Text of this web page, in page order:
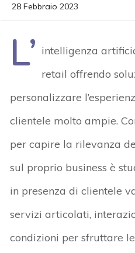
28 Febbraio 2023
L’ intelligenza
retail offrendo
personalizzare
clientele molto ampie.
per capire la rilevanza
sul proprio business è
in presenza di clientele
servizi articolati,
condizioni per sfruttare